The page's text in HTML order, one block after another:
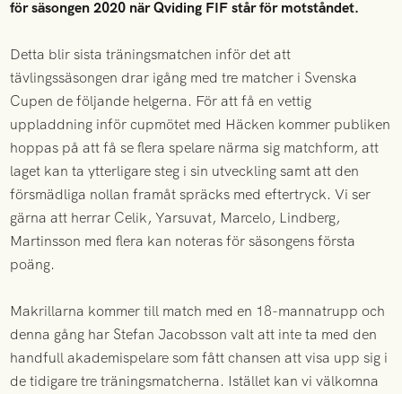
för säsongen 2020 när Qviding FIF står för motståndet.
Detta blir sista träningsmatchen inför det att
tävlingssäsongen drar igång med tre matcher i Svenska
Cupen de följande helgerna. För att få en vettig
uppladdning inför cupmötet med Häcken kommer publiken
hoppas på att få se flera spelare närma sig matchform, att
laget kan ta ytterligare steg i sin utveckling samt att den
försmädliga nollan framåt spräcks med eftertryck. Vi ser
gärna att herrar Celik, Yarsuvat, Marcelo, Lindberg,
Martinsson med flera kan noteras för säsongens första
poäng.
Makrillarna kommer till match med en 18-mannatrupp och
denna gång har Stefan Jacobsson valt att inte ta med den
handfull akademispelare som fått chansen att visa upp sig i
de tidigare tre träningsmatcherna. Istället kan vi välkomna